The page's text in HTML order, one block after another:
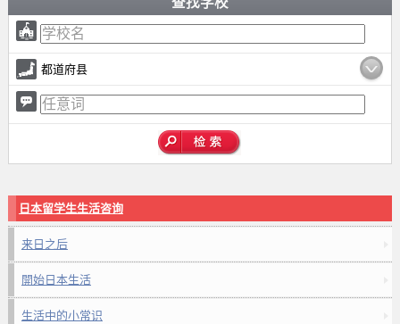
都道府县
日本留学生生活咨询
来日之后
開始日本生活
生活中的小常识